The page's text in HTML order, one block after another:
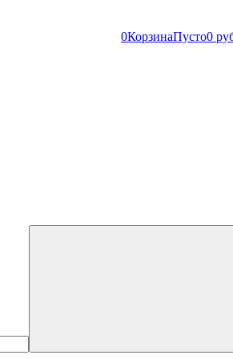
0КорзинаПусто0